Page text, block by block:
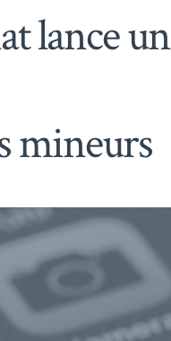
lance un
mineurs